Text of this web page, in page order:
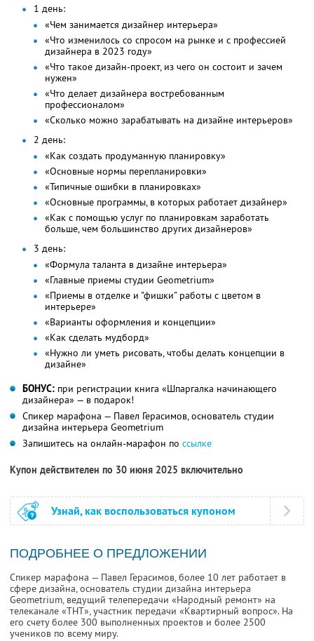
1 день:
«Чем занимается дизайнер интерьера»
«Что изменилось со спросом на рынке и с профессией
дизайнера в 2023 году»
«Что такое дизайн-проект, из чего он состоит и зачем
нужен»
«Что делает дизайнера востребованным
профессионалом»
«Сколько можно зарабатывать на дизайне интерьеров»
2 день:
«Как создать продуманную планировку»
«Основные нормы перепланировки»
«Типичные ошибки в планировках»
«Основные программы, в которых работает дизайнер»
«Как с помощью услуг по планировкам заработать
больше, чем большинство других дизайнеров»
3 день:
«Формула таланта в дизайне интерьера»
«Главные приемы студии Geometrium»
«Приемы в отделке и "фишки" работы с цветом в
интерьере»
«Варианты оформления и концепции»
«Как сделать мудборд»
«Нужно ли уметь рисовать, чтобы делать концепции в
дизайне»
БОНУС: при регистрации книга «Шпаргалка начинающего
дизайнера» — в подарок!
Спикер марафона — Павел Герасимов, основатель студии
дизайна интерьера Geometrium
Запишитесь на онлайн-марафон по ссылке
Купон действителен по 30 июня 2025 включительно
Узнай, как воспользоваться купоном
ПОДРОБНЕЕ О ПРЕДЛОЖЕНИИ
Спикер марафона — Павел Герасимов, более 10 лет работает в
сфере дизайна, основатель студии дизайна интерьера
Geometrium, ведущий телепередачи «Народный ремонт» на
телеканале «ТНТ», участник передачи «Квартирный вопрос». На
его счету более 300 выполненных проектов и более 2500
учеников по всему миру.